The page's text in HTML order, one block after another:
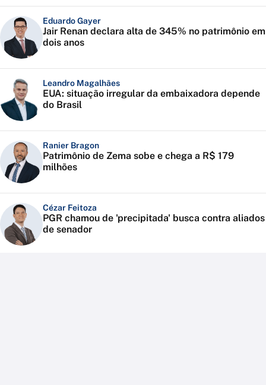
Eduardo Gayer
Jair Renan declara alta de 345% no patrimônio em
dois anos
Leandro Magalhães
EUA: situação irregular da embaixadora depende
do Brasil
Ranier Bragon
Patrimônio de Zema sobe e chega a R$ 179
milhões
Cézar Feitoza
PGR chamou de 'precipitada' busca contra aliados
de senador